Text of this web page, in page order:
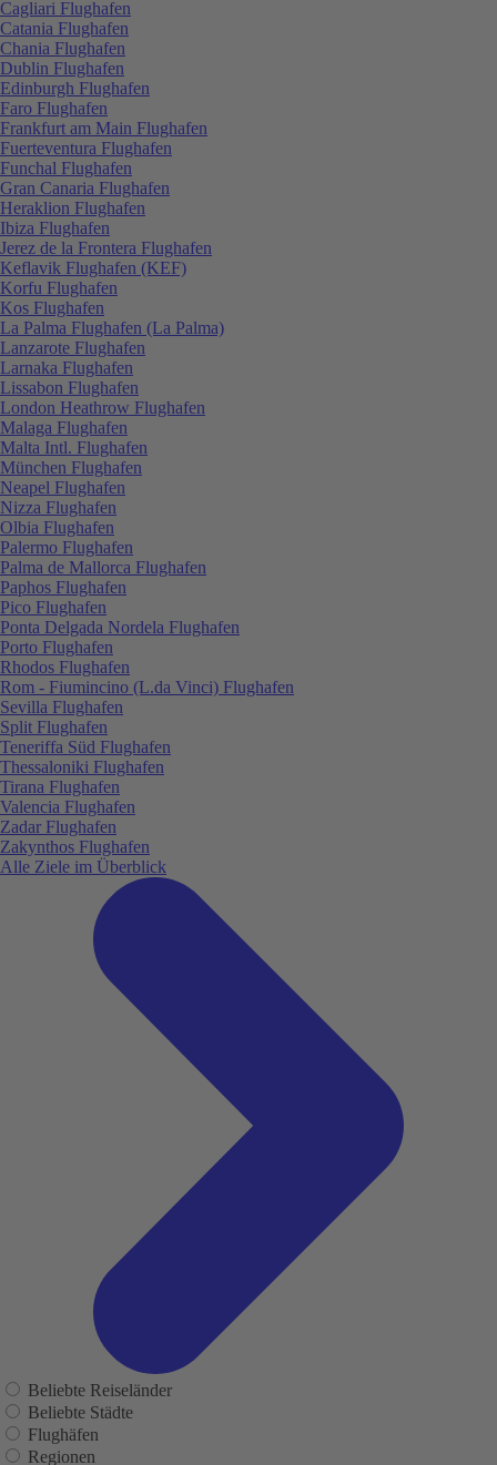
Cagliari Flughafen
Catania Flughafen
Chania Flughafen
Dublin Flughafen
Edinburgh Flughafen
Faro Flughafen
Frankfurt am Main Flughafen
Fuerteventura Flughafen
Funchal Flughafen
Gran Canaria Flughafen
Heraklion Flughafen
Ibiza Flughafen
Jerez de la Frontera Flughafen
Keflavik Flughafen (KEF)
Korfu Flughafen
Kos Flughafen
La Palma Flughafen (La Palma)
Lanzarote Flughafen
Larnaka Flughafen
Lissabon Flughafen
London Heathrow Flughafen
Malaga Flughafen
Malta Intl. Flughafen
München Flughafen
Neapel Flughafen
Nizza Flughafen
Olbia Flughafen
Palermo Flughafen
Palma de Mallorca Flughafen
Paphos Flughafen
Pico Flughafen
Ponta Delgada Nordela Flughafen
Porto Flughafen
Rhodos Flughafen
Rom - Fiumincino (L.da Vinci) Flughafen
Sevilla Flughafen
Split Flughafen
Teneriffa Süd Flughafen
Thessaloniki Flughafen
Tirana Flughafen
Valencia Flughafen
Zadar Flughafen
Zakynthos Flughafen
Alle Ziele im Überblick
Beliebte Reiseländer
Beliebte Städte
Flughäfen
Regionen